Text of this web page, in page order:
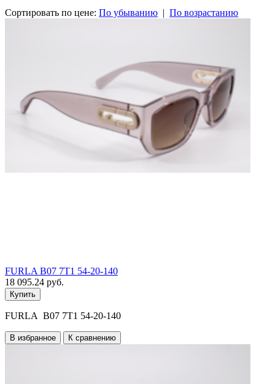
Сортировать по цене: По убыванию | По возрастанию
FURLA B07 7T1 54-20-140
18 095.24 руб.
Купить
FURLA B07 7T1 54-20-140
В избранное К сравнению